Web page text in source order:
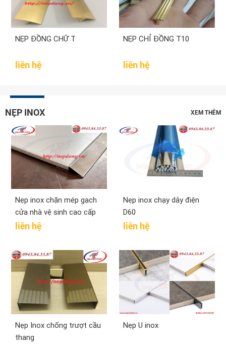
NẸP ĐỒNG CHỮ T
liên hệ
NẸP CHỈ ĐỒNG T10
liên hệ
NẸP INOX XEM THÊM
Nẹp inox chặn mép gạch
cửa nhà vệ sinh cao cấp
liên hệ
Nẹp inox chạy dây điện
D60
liên hệ
Nẹp Inox chống trượt cầu
thang
Nẹp U inox